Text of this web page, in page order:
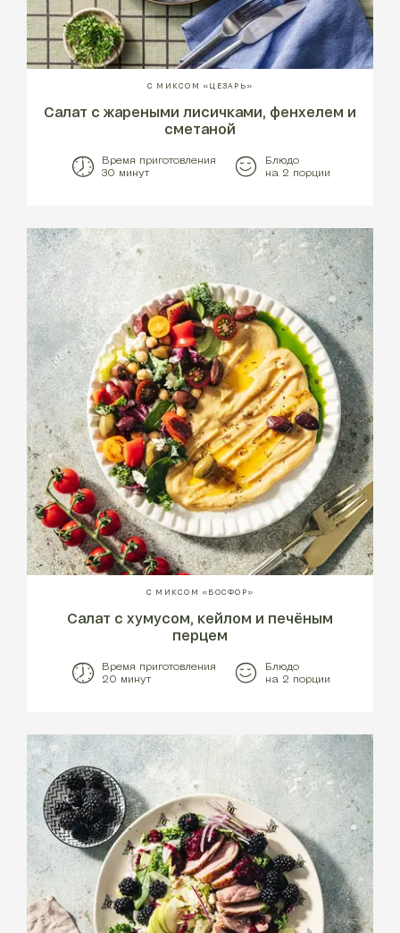
С МИКСОМ «ЦЕЗАРЬ»
Салат с жареными лисичками, фенхелем и
сметаной
Время приготовления
30 минут
Блюдо
на 2 порции
С МИКСОМ «БОСФОР»
Салат с хумусом, кейлом и печёным
перцем
Время приготовления
20 минут
Блюдо
на 2 порции